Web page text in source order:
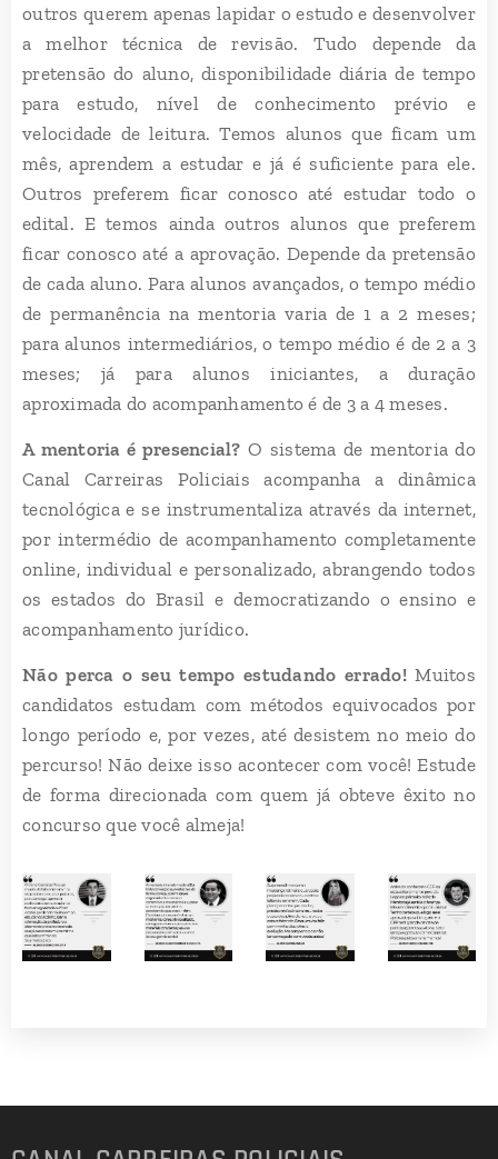
outros querem apenas lapidar o estudo e desenvolver
a melhor técnica de revisão. Tudo depende da
pretensão do aluno, disponibilidade diária de tempo
para estudo, nível de conhecimento prévio e
velocidade de leitura. Temos alunos que ficam um
mês, aprendem a estudar e já é suficiente para ele.
Outros preferem ficar conosco até estudar todo o
edital. E temos ainda outros alunos que preferem
ficar conosco até a aprovação. Depende da pretensão
de cada aluno. Para alunos avançados, o tempo médio
de permanência na mentoria varia de 1 a 2 meses;
para alunos intermediários, o tempo médio é de 2 a 3
meses; já para alunos iniciantes, a duração
aproximada do acompanhamento é de 3 a 4 meses.
A mentoria é presencial? O sistema de mentoria do
Canal Carreiras Policiais acompanha a dinâmica
tecnológica e se instrumentaliza através da internet,
por intermédio de acompanhamento completamente
online, individual e personalizado, abrangendo todos
os estados do Brasil e democratizando o ensino e
acompanhamento jurídico.
Não perca o seu tempo estudando errado!Muitos
candidatos estudam com métodos equivocados por
longo período e, por vezes, até desistem no meio do
percurso! Não deixe isso acontecer com você! Estude
de forma direcionada com quem já obteve êxito no
concurso que você almeja!